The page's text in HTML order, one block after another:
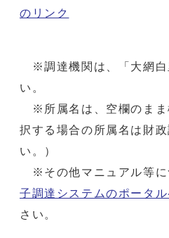
のリンク
※調達機関は、「大網白
い。
※所属名は、空欄のまま
択する場合の所属名は財
い。）
※その他マニュアル等に
子調達システムのポータル
さい。